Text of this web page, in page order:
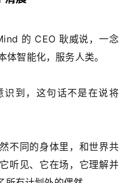
的 CEO 耿威说，一念
智能化，服务人类。
到，这句话不是在说将
不同的身体里，和世界共
听见、它在场，它理解并